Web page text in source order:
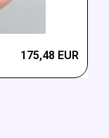
175,48 EUR